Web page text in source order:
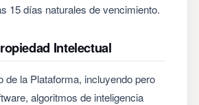
15 días naturales de vencimiento.
Intelectual
de la Plataforma, incluyendo pero
algoritmos de inteligencia